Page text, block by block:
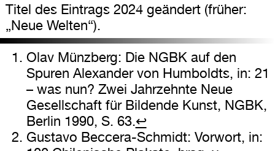
Titel des Eintrags 2024 geändert (früher:
„Neue Welten“).
Olav Münzberg: Die NGBK auf den
Spuren Alexander von Humboldts, in: 21
– was nun? Zwei Jahrzehnte Neue
Gesellschaft für Bildende Kunst, NGBK,
Berlin 1990, S. 63.↩
Gustavo Beccera-Schmidt: Vorwort, in: